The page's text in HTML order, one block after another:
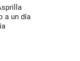
a un día